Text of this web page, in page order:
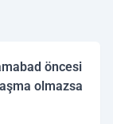
öncesi
olmazsa